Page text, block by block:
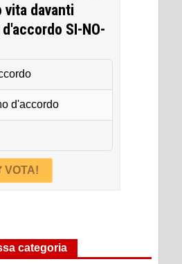
davanti
SI-NO-
d'accordo
VOTA!
categoria